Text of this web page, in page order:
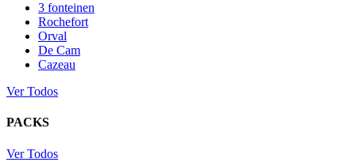
3 fonteinen
Rochefort
Orval
De Cam
Cazeau
Ver Todos
PACKS
Ver Todos